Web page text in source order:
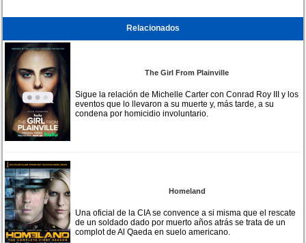
Relacionados
The Girl From Plainville
Sigue la relación de Michelle Carter con Conrad Roy III y los
eventos que lo llevaron a su muerte y, más tarde, a su
condena por homicidio involuntario.
Homeland
Una oficial de la CIA se convence a si misma que el rescate
de un soldado dado por muerto años atrás se trata de un
complot de Al Qaeda en suelo americano.